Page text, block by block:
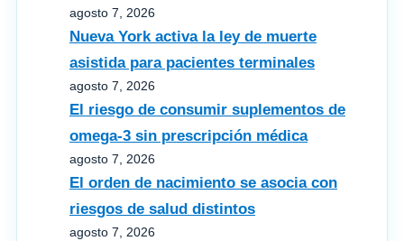
agosto 7, 2026
Nueva York activa la ley de muerte
asistida para pacientes terminales
agosto 7, 2026
El riesgo de consumir suplementos de
omega‑3 sin prescripción médica
agosto 7, 2026
El orden de nacimiento se asocia con
riesgos de salud distintos
agosto 7, 2026